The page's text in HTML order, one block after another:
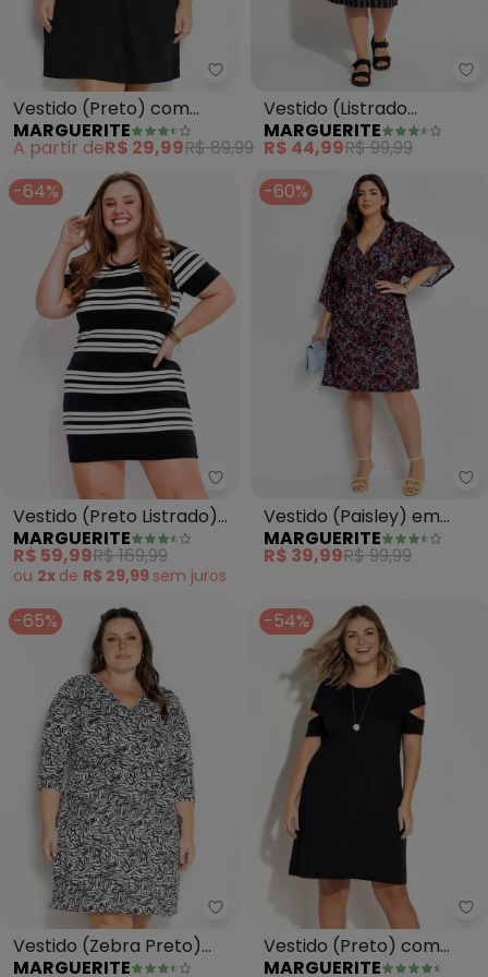
Marguerite - Vestido (Preto)
Vestido (Preto) com
Contraste Plus Size
MARGUERITE
A partir deR$ 29,99R$ 89,99
Vestido (Listrado
Abstrato) em Malha
MARGUERITE
R$ 44,99R$ 99,99
-64%
Marguerite - Vestido (Preto
Vestido (Preto Listrado)
em Tricô
MARGUERITE
R$ 59,99R$ 169,99
ou 2x de R$ 29,99 sem juros
-60%
Vestido (Paisley) em
Jersey Acetinado
MARGUERITE
R$ 39,99R$ 99,99
-65%
Marguerite - Vestido (Zebra
Vestido (Zebra Preto)
com Transpasse Plus Size
MARGUERITE
-54%
Vestido (Preto) com
Recortes Vazados
MARGUERITE